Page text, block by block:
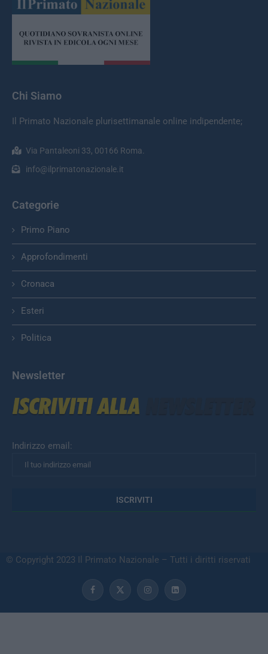
Chi Siamo
Il Primato Nazionale plurisettimanale online indipendente;
Via Pantaleoni 33, 00166 Roma.
info@ilprimatonazionale.it
Categorie
Primo Piano
Approfondimenti
Cronaca
Esteri
Politica
Newsletter
Indirizzo email:
© Copyright 2023 Il Primato Nazionale – Tutti i diritti riservati